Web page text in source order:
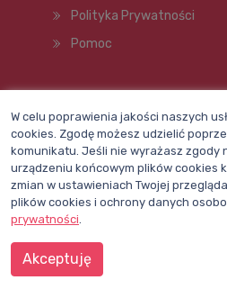
Polityka Prywatności
Pomoc
W celu poprawienia jakości naszych
cookies. Zgodę możesz udzielić
komunikatu. Jeśli nie wyrażasz zgody
urządzeniu końcowym plików cookies
zmian w ustawieniach Twojej
plików cookies i ochrony danych
prywatności.
Akceptuję